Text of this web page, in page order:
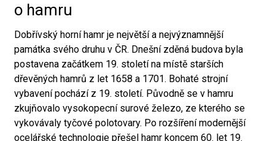
o hamru
Dobřívský horní hamr je největší a nejvýznamnější
památka svého druhu v ČR. Dnešní zděná budova byla
postavena začátkem 19. století na místě starších
dřevěných hamrů z let 1658 a 1701. Bohaté strojní
vybavení pochází z 19. století. Původně se v hamru
zkujňovalo vysokopecní surové železo, ze kterého se
vykovávaly tyčové polotovary. Po rozšíření modernější
ocelářské technologie přešel hamr koncem 60. let 19.